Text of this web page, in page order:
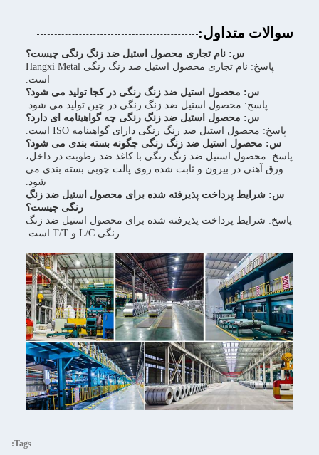
سوالات متداول:
س: نام تجاری محصول استیل ضد زنگ رنگی چیست؟
پاسخ: نام تجاری محصول استیل ضد زنگ رنگی Hangxi Metal
است.
س: محصول استیل ضد زنگ رنگی در کجا تولید می شود؟
پاسخ: محصول استیل ضد زنگ رنگی در چین تولید می شود.
س: محصول استیل ضد زنگ رنگی چه گواهینامه ای دارد؟
پاسخ: محصول استیل ضد زنگ رنگی دارای گواهینامه ISO است.
س: محصول استیل ضد زنگ رنگی چگونه بسته بندی می شود؟
پاسخ: محصول استیل ضد زنگ رنگی با کاغذ ضد رطوبت در داخل،
ورق آهنی در بیرون و ثابت شده روی پالت چوبی بسته بندی می
شود.
س: شرایط پرداخت پذیرفته شده برای محصول استیل ضد زنگ
رنگی چیست؟
پاسخ: شرایط پرداخت پذیرفته شده برای محصول استیل ضد زنگ
رنگی L/C و T/T است.
Tags: